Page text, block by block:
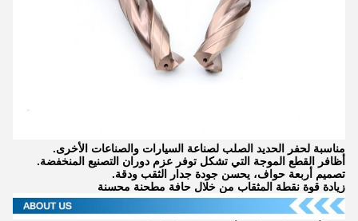
مناسبة لحفر الحديد الصلب لصناعة السيارات والصناعات الأخرى.
أظافر القطع الموجة التي تشكل توفر عزم دوران التصنيع المنخفضة.
تصميم أربعة حواف، يحسن جودة جدار الثقب ودقة.
زيادة قوة نقطة المثقاب من خلال حافة مطحنة محسنة